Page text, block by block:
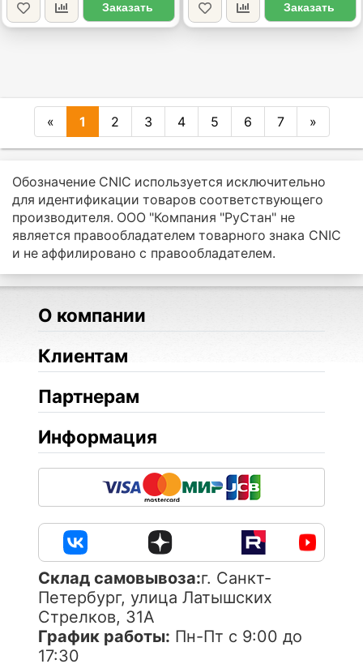
Заказать Заказать
« 1 2 3 4 5 6 7 »
Обозначение CNIC используется исключительно
для идентификации товаров соответствующего
производителя. ООО "Компания "РуСтан" не
является правообладателем товарного знака CNIC
и не аффилировано с правообладателем.
О компании
Клиентам
Партнерам
Информация
Cклад самовывоза:г. Санкт-
Петербург, улица Латышских
Стрелков, 31А
График работы: Пн-Пт с 9:00 до
17:30